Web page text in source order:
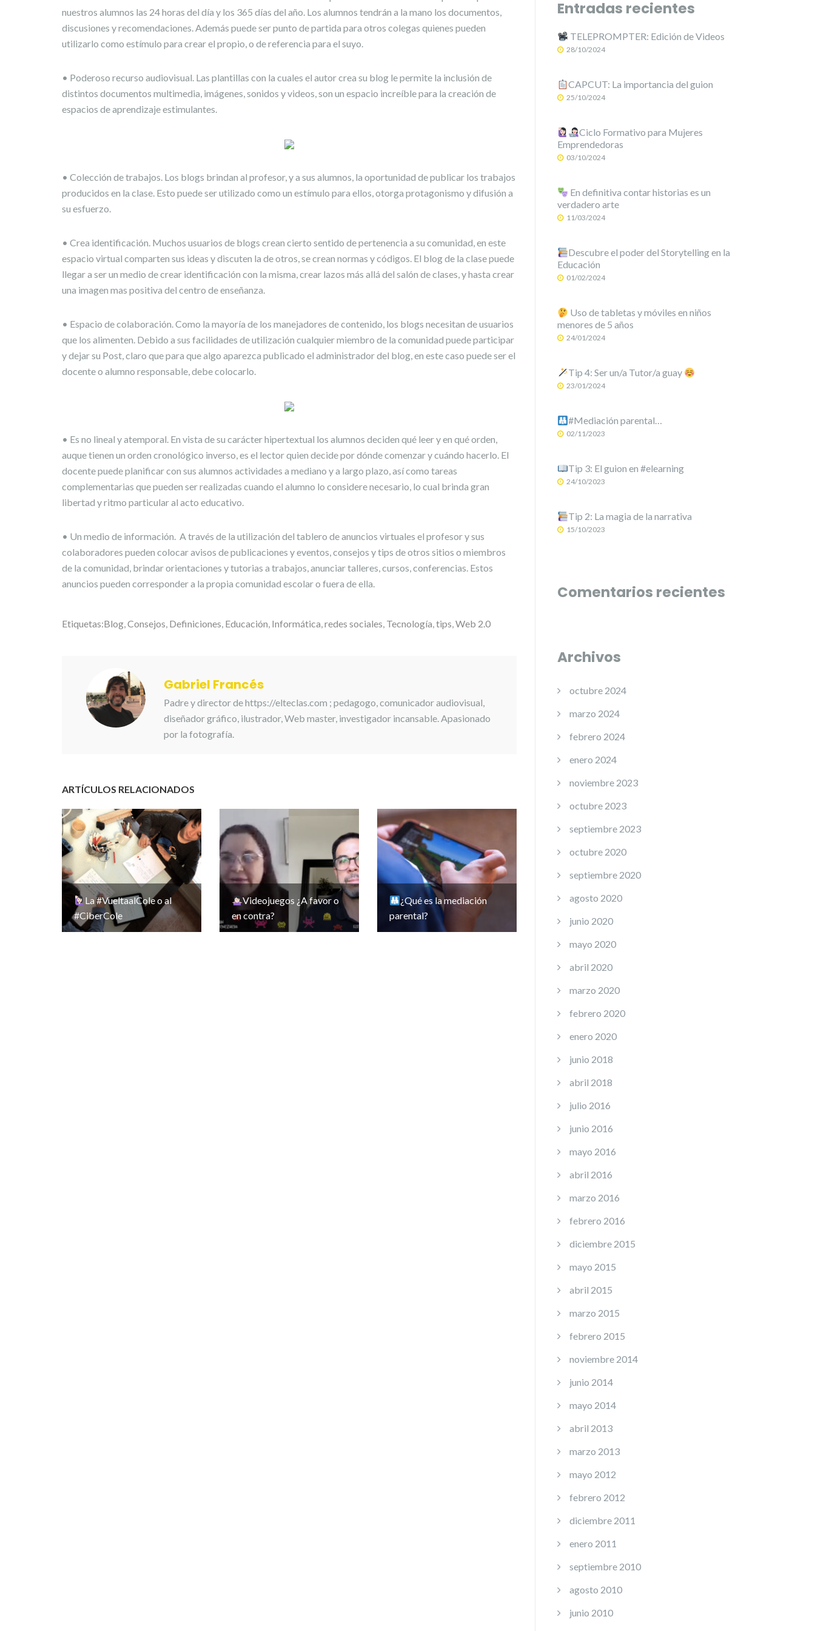
nuestros alumnos las 24 horas del día y los 365 días del año. Los alumnos tendrán a la mano los documentos,
discusiones y recomendaciones. Además puede ser punto de partida para otros colegas quienes pueden
utilizarlo como estímulo para crear el propio, o de referencia para el suyo.
• Poderoso recurso audiovisual. Las plantillas con la cuales el autor crea su blog le permite la inclusión de
distintos documentos multimedia, imágenes, sonidos y videos, son un espacio increíble para la creación de
espacios de aprendizaje estimulantes.
• Colección de trabajos. Los blogs brindan al profesor, y a sus alumnos, la oportunidad de publicar los trabajos
producidos en la clase. Esto puede ser utilizado como un estímulo para ellos, otorga protagonismo y difusión a
su esfuerzo.
• Crea identificación. Muchos usuarios de blogs crean cierto sentido de pertenencia a su comunidad, en este
espacio virtual comparten sus ideas y discuten la de otros, se crean normas y códigos. El blog de la clase puede
llegar a ser un medio de crear identificación con la misma, crear lazos más allá del salón de clases, y hasta crear
una imagen mas positiva del centro de enseñanza.
• Espacio de colaboración. Como la mayoría de los manejadores de contenido, los blogs necesitan de usuarios
que los alimenten. Debido a sus facilidades de utilización cualquier miembro de la comunidad puede participar
y dejar su Post, claro que para que algo aparezca publicado el administrador del blog, en este caso puede ser el
docente o alumno responsable, debe colocarlo.
• Es no lineal y atemporal. En vista de su carácter hipertextual los alumnos deciden qué leer y en qué orden,
auque tienen un orden cronológico inverso, es el lector quien decide por dónde comenzar y cuándo hacerlo. El
docente puede planificar con sus alumnos actividades a mediano y a largo plazo, así como tareas
complementarias que pueden ser realizadas cuando el alumno lo considere necesario, lo cual brinda gran
libertad y ritmo particular al acto educativo.
• Un medio de información. A través de la utilización del tablero de anuncios virtuales el profesor y sus
colaboradores pueden colocar avisos de publicaciones y eventos, consejos y tips de otros sitios o miembros
de la comunidad, brindar orientaciones y tutorias a trabajos, anunciar talleres, cursos, conferencias. Estos
anuncios pueden corresponder a la propia comunidad escolar o fuera de ella.
Etiquetas:Blog,Consejos, Definiciones, Educación, Informática,redes sociales, Tecnología,tips,Web 2.0
Gabriel Francés
Padre y director de https://elteclas.com ; pedagogo, comunicador audiovisual,
diseñador gráfico, ilustrador, Web master, investigador incansable. Apasionado
por la fotografía.
ARTÍCULOS RELACIONADOS
La #VueltaalCole o al
#CiberCole
Videojuegos ¿A favor o
en contra?
¿Qué es la mediación
parental?
Entradas recientes
TELEPROMPTER: Edición de Videos
28/10/2024
CAPCUT: La importancia del guion
25/10/2024
Ciclo Formativo para Mujeres
Emprendedoras
03/10/2024
En definitiva contar historias es un
verdadero arte
11/03/2024
Descubre el poder del Storytelling en la
Educación
01/02/2024
Uso de tabletas y móviles en niños
menores de 5 años
24/01/2024
Tip 4: Ser un/a Tutor/a guay
23/01/2024
#Mediación parental…
02/11/2023
Tip 3: El guion en #elearning
24/10/2023
Tip 2: La magia de la narrativa
15/10/2023
Comentarios recientes
Archivos
octubre 2024
marzo 2024
febrero 2024
enero 2024
noviembre 2023
octubre 2023
septiembre 2023
octubre 2020
septiembre 2020
agosto 2020
junio 2020
mayo 2020
abril 2020
marzo 2020
febrero 2020
enero 2020
junio 2018
abril 2018
julio 2016
junio 2016
mayo 2016
abril 2016
marzo 2016
febrero 2016
diciembre 2015
mayo 2015
abril 2015
marzo 2015
febrero 2015
noviembre 2014
junio 2014
mayo 2014
abril 2013
marzo 2013
mayo 2012
febrero 2012
diciembre 2011
enero 2011
septiembre 2010
agosto 2010
junio 2010